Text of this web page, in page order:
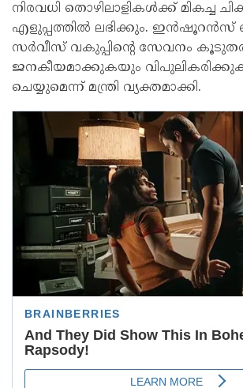
നിരവധി തൊഴിലാളികള്‍ക്ക് മികച്ച
എളുപ്പത്തില്‍ ലഭിക്കും. ഇന്‍ഷൂറന്‍സ്
സര്‍വീസ് വകുപ്പിന്റെ സേവനം
ജനകീയമാക്കുകയും
ചെയ്യുമെന്ന് മന്ത്രി വ്യക്തമാക്കി.